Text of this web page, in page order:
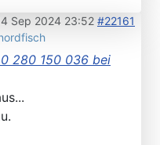
Sep 2024 23:52 #22161
280 150 036 bei